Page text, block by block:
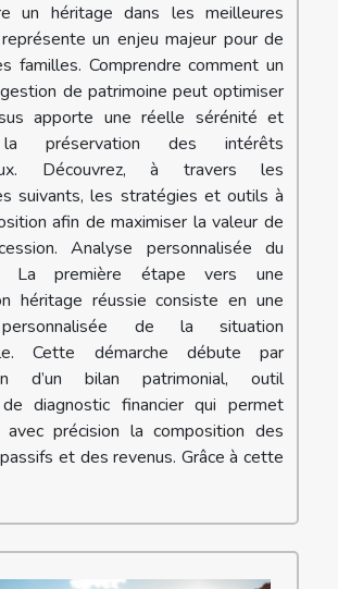
un héritage dans les meilleures
un enjeu majeur pour de
familles. Comprendre comment un
de patrimoine peut optimiser
apporte une réelle sérénité et
préservation des intérêts
Découvrez, à travers les
suivants, les stratégies et outils à
afin de maximiser la valeur de
Analyse personnalisée du
La première étape vers une
héritage réussie consiste en une
de la situation
Cette démarche débute par
d’un bilan patrimonial, outil
diagnostic financier qui permet
avec précision la composition des
et des revenus. Grâce à cette